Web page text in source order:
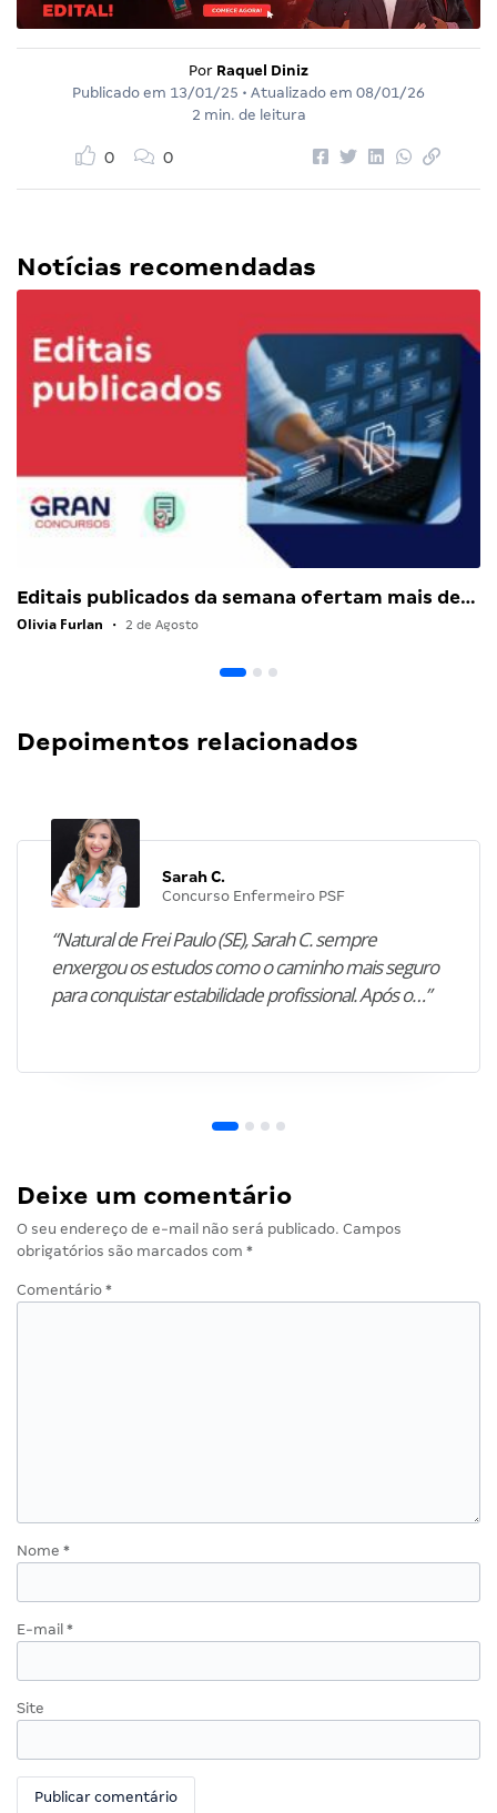
Por Raquel Diniz
Publicado em 13/01/25 • Atualizado em 08/01/26
2 min. de leitura
0 0
Notícias recomendadas
Editais publicados da semana ofertam mais de…
Olivia Furlan • 2 de Agosto
Depoimentos relacionados
Sarah C.
Concurso Enfermeiro PSF
“Natural de Frei Paulo (SE), Sarah C. sempre
enxergou os estudos como o caminho mais seguro
para conquistar estabilidade profissional. Após o…”
Deixe um comentário
O seu endereço de e-mail não será publicado. Campos
obrigatórios são marcados com *
Comentário *
Nome *
E-mail *
Site